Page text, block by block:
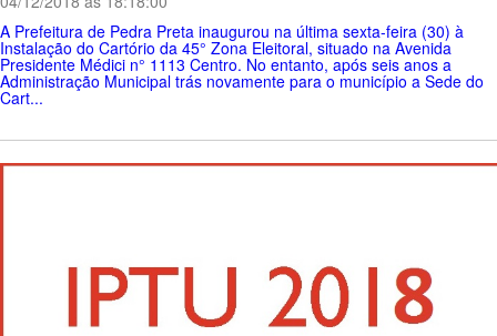
A Prefeitura de Pedra Preta inaugurou na última sexta-feira (30) à
Instalação do Cartório da 45° Zona Eleitoral, situado na Avenida
Presidente Médici n° 1113 Centro. No entanto, após seis anos a
Administração Municipal trás novamente para o município a Sede do
Cart...